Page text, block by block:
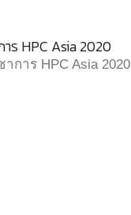
ร HPC Asia 2020
การ HPC Asia 2020